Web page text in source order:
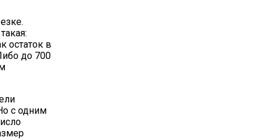
остаток в
до 700
с одним